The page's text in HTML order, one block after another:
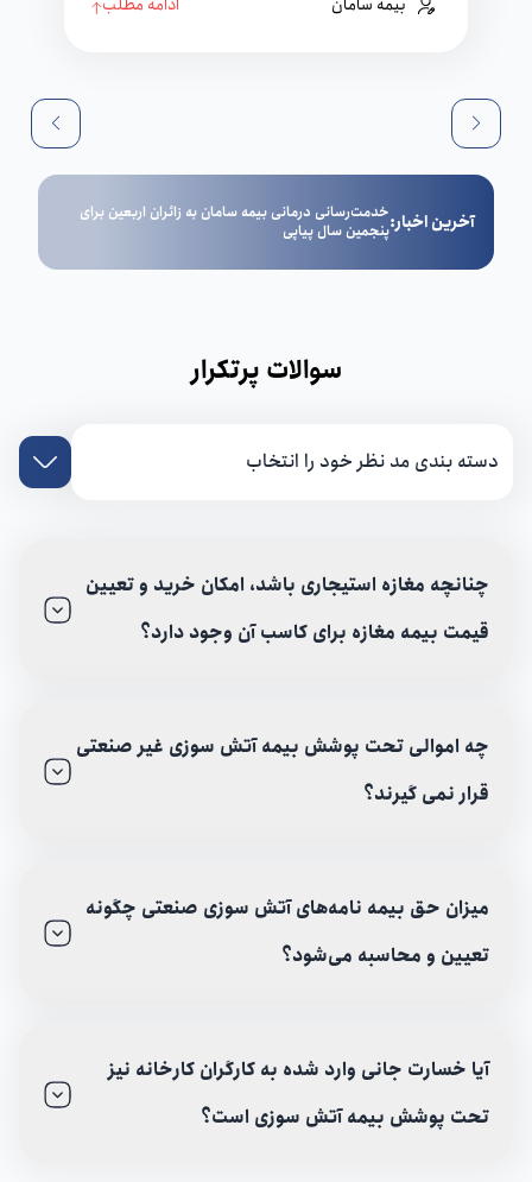
آخرین اخبار:
تداوم خدمت‌رسانی بیمه سامان با پرداخت 1.7 همت خسارت
در بخش درمان در سه ماه نخست سال
سوالات پرتکرار
دسته بندی مد نظر خود را انتخاب
چنانچه مغازه استیجاری باشد، امکان خرید و تعیین
قیمت بیمه مغازه برای کاسب آن وجود دارد؟
چه اموالی تحت پوشش بیمه آتش سوزی غیر صنعتی
قرار نمی گیرند؟
میزان حق بیمه نامه‌های آتش سوزی صنعتی چگونه
تعیین و محاسبه می‌شود؟
آیا خسارت جانی وارد شده به کارگران کارخانه نیز
تحت پوشش بیمه آتش سوزی است؟